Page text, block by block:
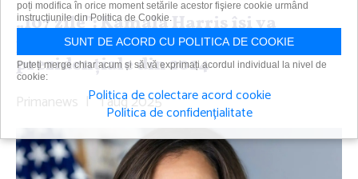
„107 zile”: Kamala Harris îşi va
povesti într-o carte campania pentru
prezidenţiale din 2024
Primanews | 1 aug 2025
poți modifica în orice moment setările acestor fişiere cookie urmând
instrucțiunile din Politica de Cookie.
SUNT DE ACORD CU POLITICA DE COOKIE
Puteți merge chiar acum și să vă exprimați acordul individual la nivel de
cookie:
Politica de colectare acord cookie
Politica de confidențialitate